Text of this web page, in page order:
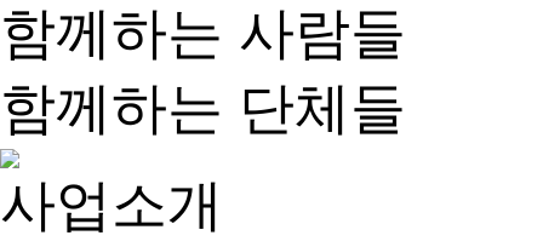
함께하는 사람들
함께하는 단체들
사업소개